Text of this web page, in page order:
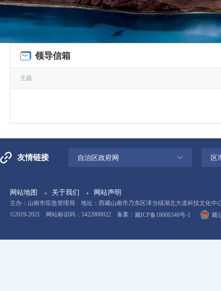
领导信箱
主题
友情链接 自治区政府网 区
网站地图 关于我们 网站声明
主办：山南市应急管理局 地址：西藏山南市乃东区泽当镇湖北大道科技文化中
©2019-2021 网站标识码：5422000022 备案： 藏ICP备18000340号-1 藏